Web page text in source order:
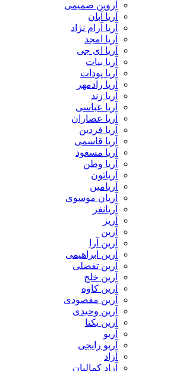
آروین صمیمی
آریا آبان
آریا آرام نژاد
آریا امجد
آریا ای جی
آریا بیات
آریا پودات
آریا رادمهر
آریا زند
آریا عباسی
آریا عصاران
آریا فردین
آریا قاسمی
آریا مسعود
آریا وطن
آریاتون
آریامین
آریان موسوی
آریانفر
آریز
آرین
آرین آرا
آرین ابراهیمی
آرین تفضلی
آرین خلج
آرین کاوه
آرین مقصودی
آرین وحیدی
آرین یکتا
آریو
آریو رایجی
آزاد
آزاد کمالیان